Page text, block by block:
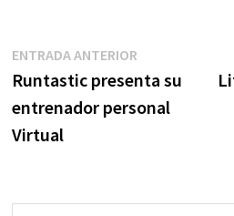
Navegación
de
entradas
ENTRADA ANTERIOREntrada
anterior:
Runtastic presenta su
entrenador personal
Virtual